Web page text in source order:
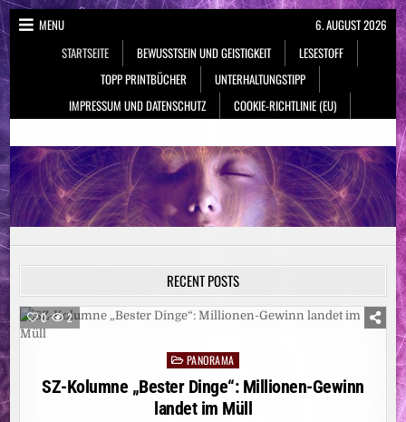
Skip
to
content
MENU
STARTSEITE
BEWUSSTSEIN UND GEISTIGKEIT
LESESTOFF
TOPP PRINTBÜCHER
UNTERHALTUNGSTIPP
IMPRESSUM UND DATENSCHUTZ
COOKIE-RICHTLINIE (EU)
6. AUGUST 2026
NeueSpiritualität.de
RECENT POSTS
0 2
PostedPANORAMA
SZ-Kolumne „Bester Dinge“: Millionen-Gewinn
landet im Müll